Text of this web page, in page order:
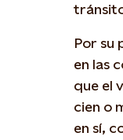
Por su
en las
que el
cien o
en sí,